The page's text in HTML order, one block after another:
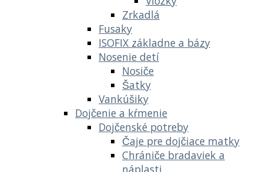
Zrkadlá
Fusaky
ISOFIX základne a bázy
Nosenie detí
Nosiče
Šatky
Vankúšiky
Dojčenie a kŕmenie
Dojčenské potreby
Čaje pre dojčiace matky
Chrániče bradaviek a
náplasti